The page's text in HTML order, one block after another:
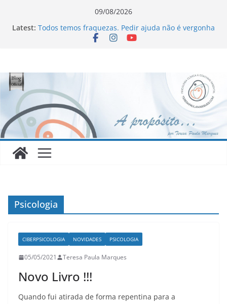
09/08/2026
Latest: Todos temos fraquezas. Pedir ajuda não é vergonha
Psicologia
CIBERPSICOLOGIA NOVIDADES PSICOLOGIA
05/05/2021 Teresa Paula Marques
Novo Livro !!!
Quando fui atirada de forma repentina para a